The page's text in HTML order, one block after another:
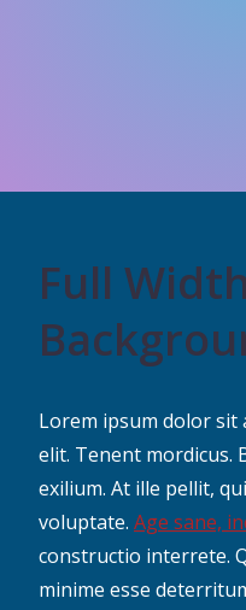
Full
Lorem ipsum dolor sit
elit. Tenent mordicus.
exilium. At ille pellit,
voluptate. Age sane,
constructio interrete.
minime esse